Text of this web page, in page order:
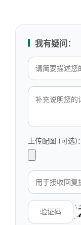
我有疑问：
上传配图 (可选)：